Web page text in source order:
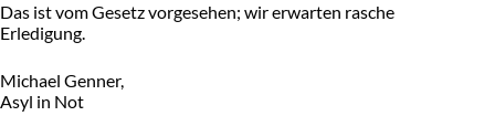
Das ist vom Gesetz vorgesehen; wir erwarten rasche
Erledigung.
Michael Genner,
Asyl in Not